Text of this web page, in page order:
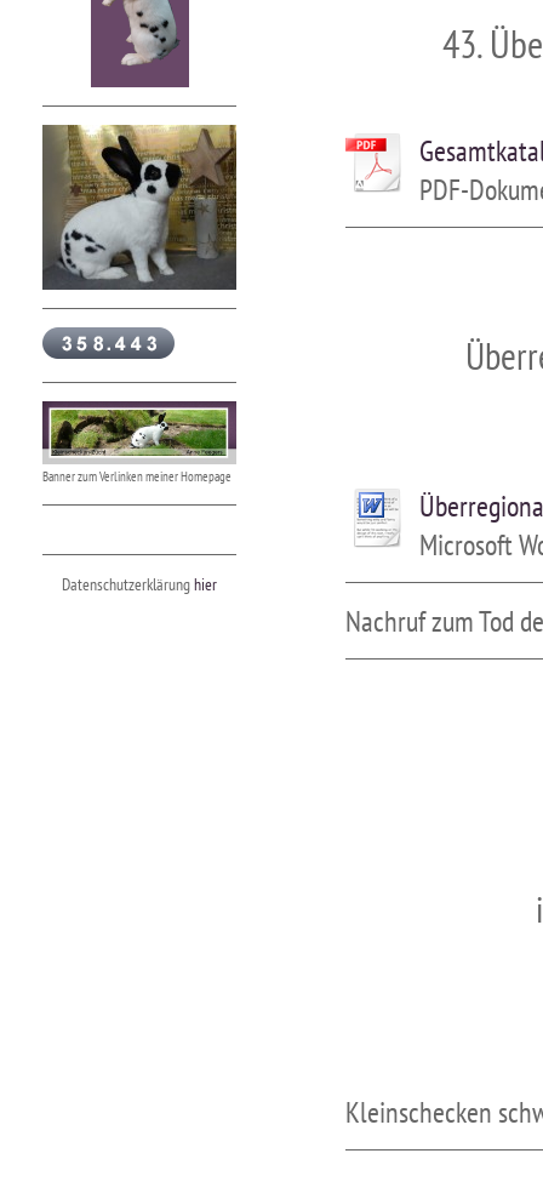
Banner zum Verlinken meiner Homepage
Datenschutzerklärunghier
43.
PDF-
Microsoft
Nachruf zum